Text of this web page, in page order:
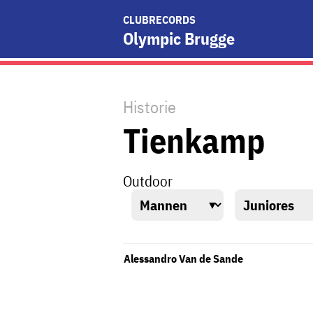
CLUBRECORDS
Olympic Brugge
Historie
Tienkamp
Outdoor
Alessandro Van de Sande